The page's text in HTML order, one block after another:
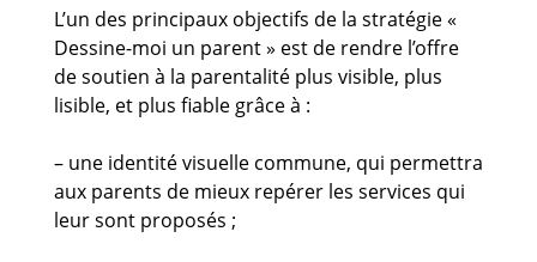
L’un des principaux objectifs de la stratégie «
Dessine-moi un parent » est de rendre l’offre
de soutien à la parentalité plus visible, plus
lisible, et plus fiable grâce à :
– une identité visuelle commune, qui permettra
aux parents de mieux repérer les services qui
leur sont proposés ;